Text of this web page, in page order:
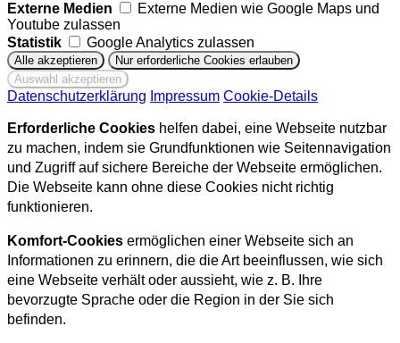
Externe Medien
Externe Medien wie Google Maps und
Youtube zulassen
Statistik
Google Analytics zulassen
Datenschutzerklärung Impressum Cookie-Details
Erforderliche Cookies helfen dabei, eine Webseite nutzbar
zu machen, indem sie Grundfunktionen wie Seitennavigation
und Zugriff auf sichere Bereiche der Webseite ermöglichen.
Die Webseite kann ohne diese Cookies nicht richtig
funktionieren.
Komfort-Cookies ermöglichen einer Webseite sich an
Informationen zu erinnern, die die Art beeinflussen, wie sich
eine Webseite verhält oder aussieht, wie z. B. Ihre
bevorzugte Sprache oder die Region in der Sie sich
befinden.